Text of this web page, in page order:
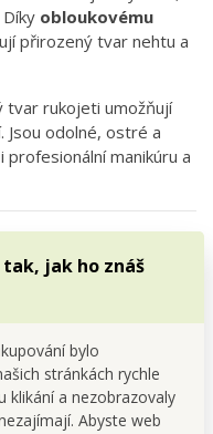
jak ho znáš
bylo
stránkách rychle
klikání a nezobrazovaly
Abyste web
obloukovému
přirozený tvar nehtu a
tvar rukojeti umožňují
Jsou odolné, ostré a
manikúru a
pro hladký a přesný
a bezpečné použití.
a snadná
i nohy.
na cestování.